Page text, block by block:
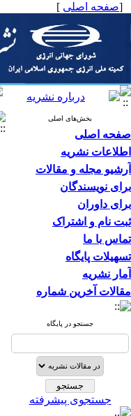
[صفحه اصلی ]
بخش‌های اصلی
صفحه اصلی
اطلاعات نشریه
آرشیو مجله و مقالات
برای نویسندگان
برای داوران
ثبت نام و اشتراک
تماس با ما
تسهیلات پایگاه
آمار نشریه
مقالات آخرین شماره
جستجو در پایگاه
جستجوی پیشرفته